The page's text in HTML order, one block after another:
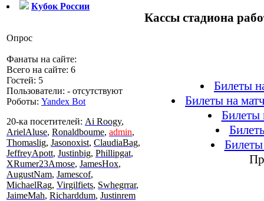
Кубок России
Опрос
Фанаты на сайте:
Всего на сайте: 6
Гостей: 5
Пользователи: - отсутствуют
Роботы: Yandex Bot
20-ка посетителей: Ai Roogy,
ArielAluse, Ronaldboume, admin,
Thomaslig, Jasonoxist, ClaudiaBag,
JeffreyApott, Justinbig, Phillipgat,
XRumer23Amose, JamesHox,
AugustNam, Jamescof,
MichaelRag, Virgilfiets, Swhegrrar,
JaimeMah, Richarddum, Justinrem
Кассы стадиона
Билеты
Билеты на
Билеты